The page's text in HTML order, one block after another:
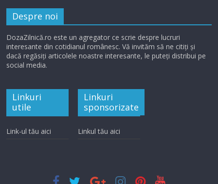
Despre noi
DozaZilnică.ro este un agregator ce scrie despre lucruri
interesante din cotidianul românesc. Vă invităm să ne citiți și
dacă regăsiți articolele noastre interesante, le puteți distribui pe
social media.
Linkuri
utile
Link-ul tău aici
Linkuri
sponsorizate
Linkul tău aici